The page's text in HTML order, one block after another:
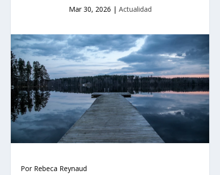
Mar 30, 2026 | Actualidad
Por Rebeca Reynaud